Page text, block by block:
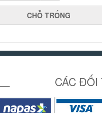
CHỖ TRỐNG
CÁC ĐỐI